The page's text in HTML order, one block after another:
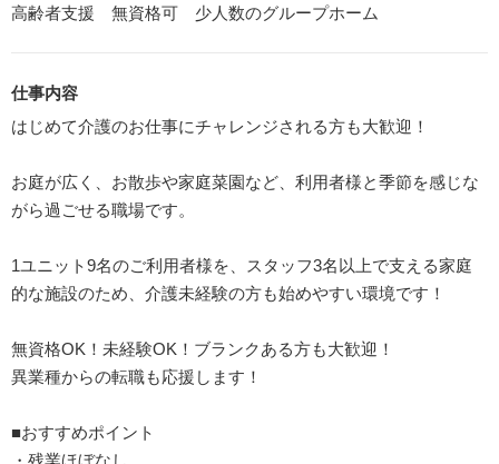
高齢者支援 無資格可 少人数のグループホーム
仕事内容
はじめて介護のお仕事にチャレンジされる方も大歓迎！
お庭が広く、お散歩や家庭菜園など、利用者様と季節を感じな
がら過ごせる職場です。
1ユニット9名のご利用者様を、スタッフ3名以上で支える家庭
的な施設のため、介護未経験の方も始めやすい環境です！
無資格OK！未経験OK！ブランクある方も大歓迎！
異業種からの転職も応援します！
■おすすめポイント
・残業ほぼなし